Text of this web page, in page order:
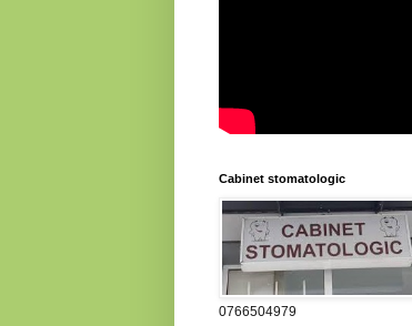
Cabinet stomatologic
0766504979